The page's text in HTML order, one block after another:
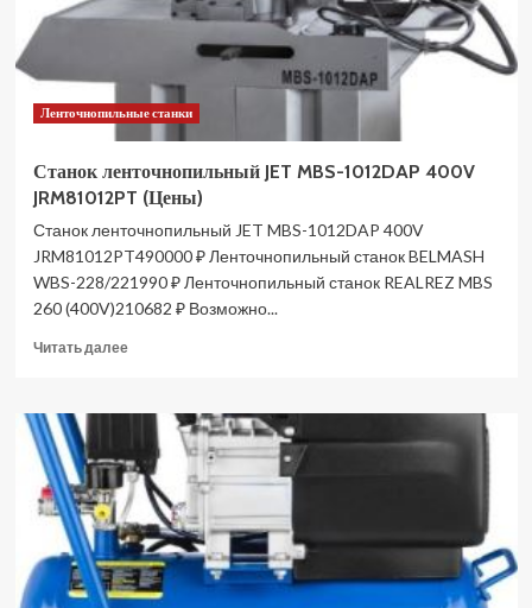
JC
Ленточнопильные станки
Станок ленточнопильный JET MBS-1012DAP 400V
JRM81012PT (Цены)
Станок ленточнопильный JET MBS-1012DAP 400V
JRM81012PT490000 ₽ Ленточнопильный станок BELMASH
WBS-228/221990 ₽ Ленточнопильный станок REALREZ MBS
260 (400V)210682 ₽ Возможно...
Читать далееПрочитать
Станок
ленточнопильный
JET
MBS-
1012DAP
400V
JRM81012PT
(Цены)